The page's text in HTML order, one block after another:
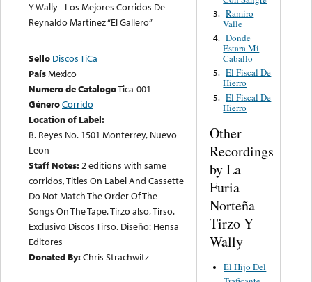
Y Wally - Los Mejores Corridos De
Reynaldo Martinez “El Gallero”
Sello Discos TiCa
PaísMexico
Numero de CatalogoTica-001
GéneroCorrido
Location of Label:
B. Reyes No. 1501 Monterrey, Nuevo
Leon
Staff Notes:2 editions with same
corridos, Titles On Label And Cassette
Do Not Match The Order Of The
Songs On The Tape. Tirzo also, Tirso.
Exclusivo Discos Tirso. Diseño: Hensa
Editores
Donated By:Chris Strachwitz
3. Ramiro
Valle
4. Donde
Estara Mi
Caballo
5. El Fiscal De
Hierro
5. El Fiscal De
Hierro
Other
Recordings
by La
Furia
Norteña
Tirzo Y
Wally
El Hijo Del